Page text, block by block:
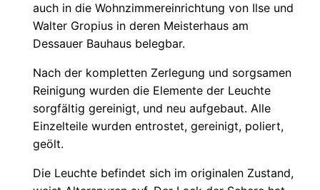
auch in die Wohnzimmereinrichtung von Ilse und
Walter Gropius in deren Meisterhaus am
Dessauer Bauhaus belegbar.
Nach der kompletten Zerlegung und sorgsamen
Reinigung wurden die Elemente der Leuchte
sorgfältig gereinigt, und neu aufgebaut. Alle
Einzelteile wurden entrostet, gereinigt, poliert,
geölt.
Die Leuchte befindet sich im originalen Zustand,